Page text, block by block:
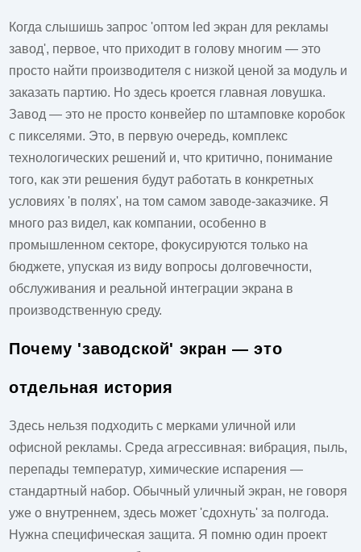
Когда слышишь запрос 'оптом led экран для рекламы
завод', первое, что приходит в голову многим — это
просто найти производителя с низкой ценой за модуль и
заказать партию. Но здесь кроется главная ловушка.
Завод — это не просто конвейер по штамповке коробок
с пикселями. Это, в первую очередь, комплекс
технологических решений и, что критично, понимание
того, как эти решения будут работать в конкретных
условиях 'в полях', на том самом заводе-заказчике. Я
много раз видел, как компании, особенно в
промышленном секторе, фокусируются только на
бюджете, упуская из виду вопросы долговечности,
обслуживания и реальной интеграции экрана в
производственную среду.
Почему 'заводской' экран — это
отдельная история
Здесь нельзя подходить с мерками уличной или
офисной рекламы. Среда агрессивная: вибрация, пыль,
перепады температур, химические испарения —
стандартный набор. Обычный уличный экран, не говоря
уже о внутреннем, здесь может 'сдохнуть' за полгода.
Нужна специфическая защита. Я помню один проект